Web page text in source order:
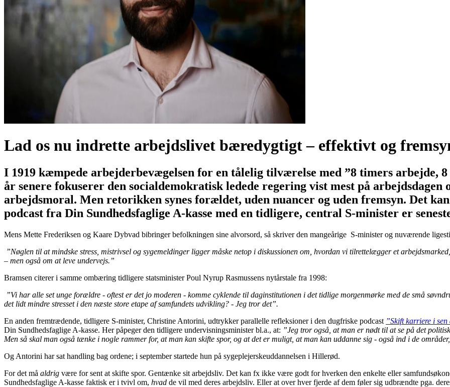
Lad os nu indrette arbejdslivet bæredygtigt – effektivt og
I 1919 kæmpede arbejderbevægelsen for en tålelig tilværelse med ”8 timers arbejde,
år senere fokuserer den socialdemokratisk ledede regering vist mest på arbejdsdagen
arbejdsmoral. Men retorikken synes forældet, uden nuancer og uden fremsyn. Det
podcast fra Din Sundhedsfaglige A-kasse med en tidligere, central S-minister er
Mens Mette Frederiksen og Kaare Dybvad bibringer befolkningen sine alvorsord, så skriver den mangeårige S-minister og nuværende
”Nøglen til at mindske stress, mistrivsel og sygemeldinger ligger måske netop i diskussionen om, hvordan vi tilrettelægger et
– men også om at leve undervejs.”
Bramsen citerer i samme ombæring tidligere statsminister Poul Nyrup Rasmussens nytårstale fra 1998:
”Vi har alle set unge forældre - oftest er det jo moderen - komme cyklende til daginstitutionen i det tidlige morgenmørke med de små
det lidt mindre stresset i den næste store etape af samfundets udvikling? - Jeg tror det”.
En anden fremtrædende, tidligere S-minister, Christine Antorini, udtrykker parallelle refleksioner i den dugfriske podcast ”Skift karriere i
Din Sundhedsfaglige A-kasse. Her påpeger den tidligere undervisningsminister bl.a., at: ”Jeg tror også, at man er nødt til at se på det
Men så skal man også tænke i nogle rammer for, at man kan skifte spor, og at det er muligt, at man kan uddanne sig - også ind i de
Og Antorini har sat handling bag ordene; i september startede hun på sygeplejerskeuddannelsen i Hillerød.
For det må aldrig være for sent at skifte spor. Gentænke sit arbejdsliv. Det kan fx ikke være godt for hverken den enkelte eller
Sundhedsfaglige A-kasse faktisk er i tvivl om, hvad de vil med deres arbejdsliv. Eller at over hver fjerde af dem føler sig udbrændte pga.